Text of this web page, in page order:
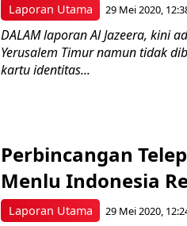
Laporan Utama 29 Mei 2020,
DALAM laporan Al Jazeera, kini
Yerusalem Timur namun tidak
kartu identitas...
Laporan Utama
Perbincangan
Menlu Indonesia
29 Mei 2020,